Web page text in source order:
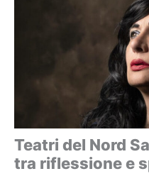
Teatri del Nord
tra riflessione e